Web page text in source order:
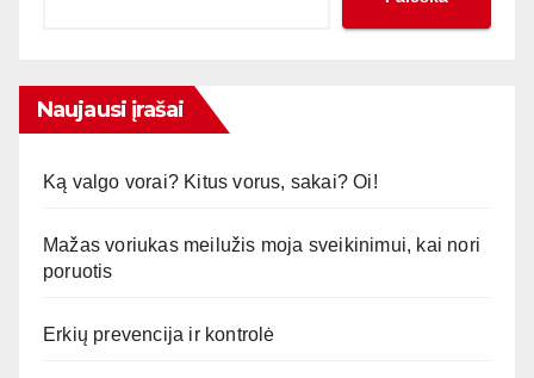
Naujausi įrašai
Ką valgo vorai? Kitus vorus, sakai? Oi!
Mažas voriukas meilužis moja sveikinimui, kai nori
poruotis
Erkių prevencija ir kontrolė